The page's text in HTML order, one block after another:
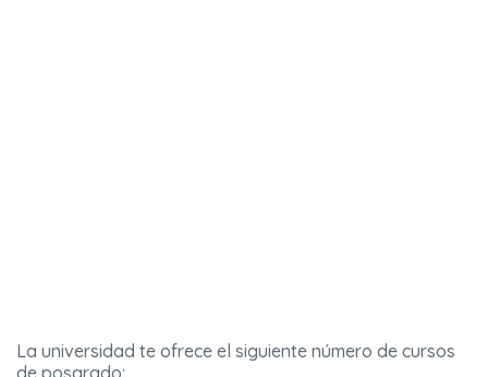
La universidad te ofrece el siguiente número de cursos